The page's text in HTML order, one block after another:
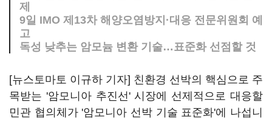
제
9일 IMO 제13차 해양오염방지·대응 전문위원회 예
고
독성 낮추는 암모늄 변환 기술…표준화 선점할 것
[뉴스토마토 이규하 기자] 친환경 선박의 핵심으로 주
목받는 '암모니아 추진선' 시장에 선제적으로 대응할
민관 협의체가 '암모니아 선박 기술 표준화'에 나섭니